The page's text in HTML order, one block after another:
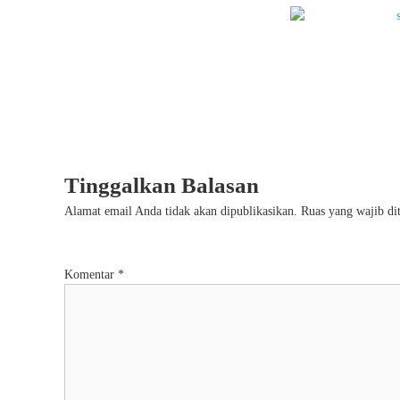
Tinggalkan Balasan
Alamat email Anda tidak akan dipublikasikan. Ruas yang wajib
Komentar *